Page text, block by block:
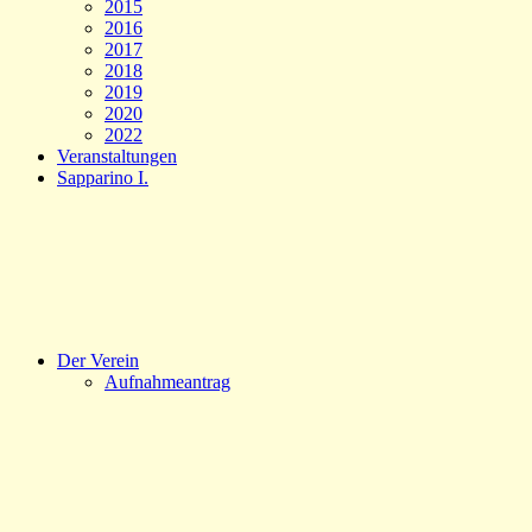
2015
2016
2017
2018
2019
2020
2022
Veranstaltungen
Sapparino I.
Der Verein
Aufnahmeantrag